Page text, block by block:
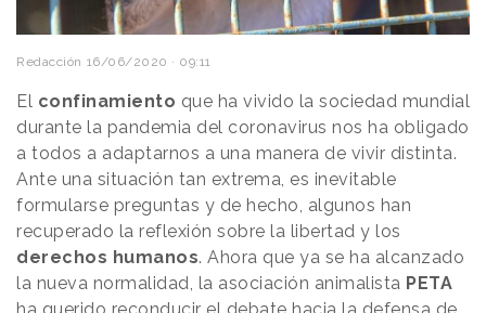
Redacción 16/06/2020 · 09:11
El confinamiento que ha vivido la sociedad mundial
durante la pandemia del coronavirus nos ha obligado
a todos a adaptarnos a una manera de vivir distinta.
Ante una situación tan extrema, es inevitable
formularse preguntas y de hecho, algunos han
recuperado la reflexión sobre la libertad y los
derechos humanos. Ahora que ya se ha alcanzado
la nueva normalidad, la asociación animalista PETA